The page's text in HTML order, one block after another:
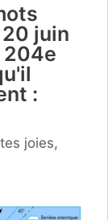
juin
204e
:
joies,